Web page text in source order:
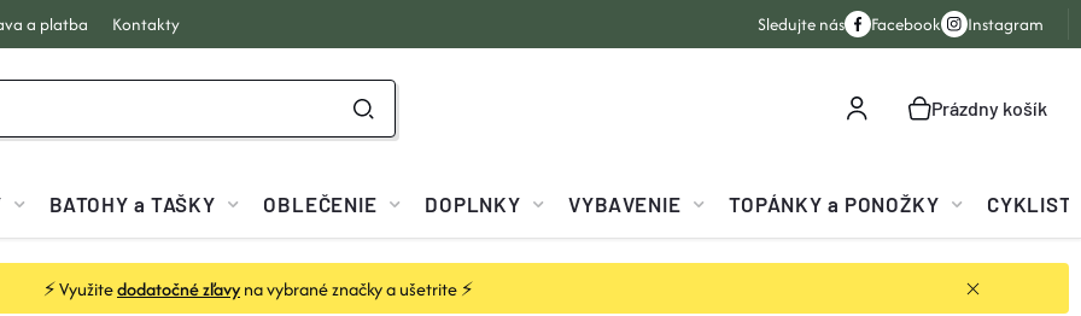
⚡ Využitedodatočné zľavyna vybrané značky a ušetrite ⚡
a platba Kontakty Sledujte nás Facebook Instagram
NÁKUPNÝ
Prázdny košík
BATOHY a TAŠKY OBLEČENIE DOPLNKY VYBAVENIE TOPÁNKY a PONOŽKY